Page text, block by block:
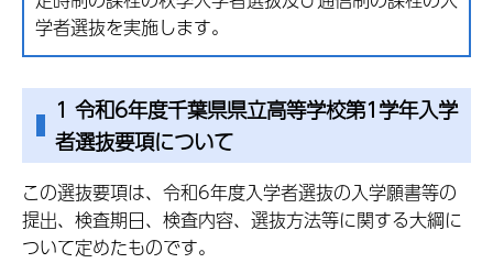
学者選抜を実施します。
1 令和6年度千葉県県立高等学校第1学年入学
者選抜要項について
この選抜要項は、令和6年度入学者選抜の入学願書等の
提出、検査期日、検査内容、選抜方法等に関する大綱に
ついて定めたものです。